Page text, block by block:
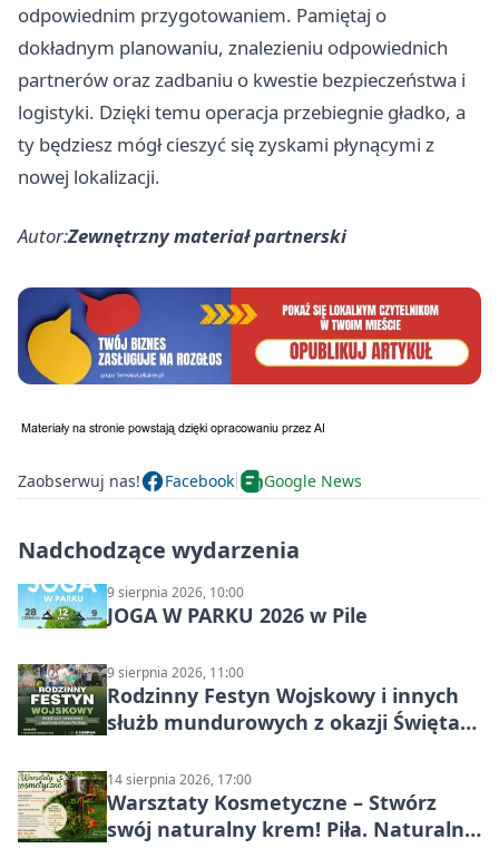
odpowiednim przygotowaniem. Pamiętaj o
dokładnym planowaniu, znalezieniu odpowiednich
partnerów oraz zadbaniu o kwestie bezpieczeństwa i
logistyki. Dzięki temu operacja przebiegnie gładko, a
ty będziesz mógł cieszyć się zyskami płynącymi z
nowej lokalizacji.
Autor:Zewnętrzny materiał partnerski
Zaobserwuj nas! Facebook Google News
Nadchodzące wydarzenia
9 sierpnia 2026, 10:00
JOGA W PARKU 2026 w Pile
9 sierpnia 2026, 11:00
Rodzinny Festyn Wojskowy i innych
służb mundurowych z okazji Święta
14 sierpnia 2026, 17:00
Warsztaty Kosmetyczne – Stwórz
swój naturalny krem! Piła. Naturalna